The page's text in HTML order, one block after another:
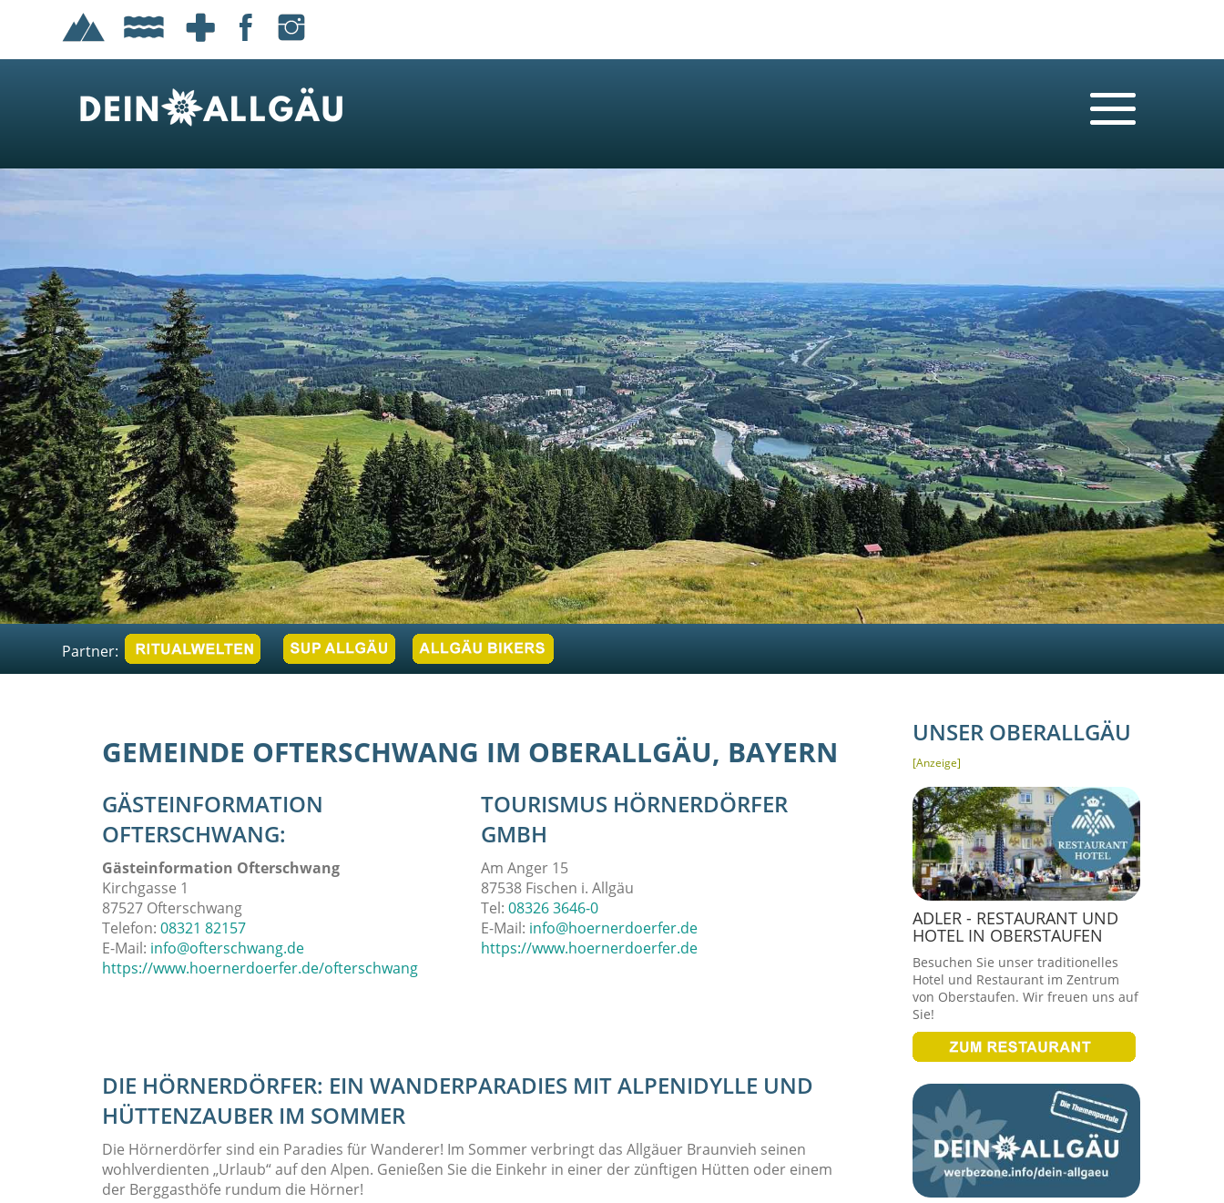
Partner:
GEMEINDE OFTERSCHWANG IM OBERALLGÄU, BAYERN
GÄSTEINFORMATION
OFTERSCHWANG:
Gästeinformation Ofterschwang
Kirchgasse 1
87527 Ofterschwang
Telefon:08321 82157
E-Mail: info@ofterschwang.de
https://www.hoernerdoerfer.de/ofterschwang
TOURISMUS HÖRNERDÖRFER
GMBH
Am Anger 15
87538 Fischen i. Allgäu
Tel: 08326 3646-0
E-Mail: info@hoernerdoerfer.de
https://www.hoernerdoerfer.de
DIE HÖRNERDÖRFER: EIN WANDERPARADIES MIT ALPENIDYLLE UND
HÜTTENZAUBER IM SOMMER
Die Hörnerdörfer sind ein Paradies für Wanderer! Im Sommer verbringt das Allgäuer Braunvieh seinen
wohlverdienten „Urlaub“ auf den Alpen. Genießen Sie die Einkehr in einer der zünftigen Hütten oder einem
der Berggasthöfe rundum die Hörner!
UNSER OBERALLGÄU
[Anzeige]
ADLER - RESTAURANT UND
HOTEL IN OBERSTAUFEN
Besuchen Sie unser traditionelles
Hotel und Restaurant im Zentrum
von Oberstaufen. Wir freuen uns auf
Sie!